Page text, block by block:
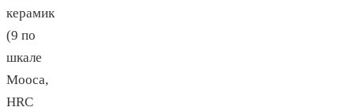
керамик
(9 по
шкале
Мооса,
HRC